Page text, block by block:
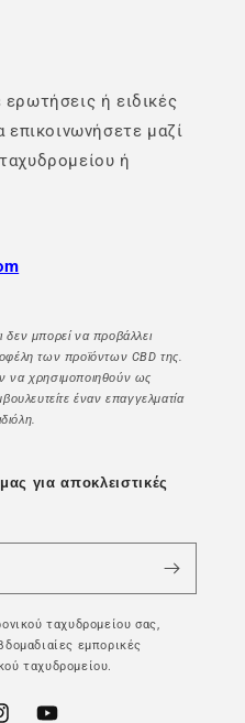
ή ειδικές
επικοινωνήσετε μαζί
ή
δεν μπορεί να προβάλλει
των προϊόντων CBD της.
να χρησιμοποιηθούν ως
έναν επαγγελματία
για αποκλειστικές
ταχυδρομείου σας,
εμπορικές
ταχυδρομείου.